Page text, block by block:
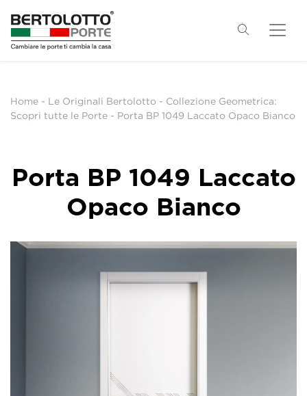
Home - Le Originali Bertolotto - Collezione Geometrica:
Scopri tutte le Porte - Porta BP 1049 Laccato Opaco Bianco
Porta BP 1049 Laccato
Opaco Bianco